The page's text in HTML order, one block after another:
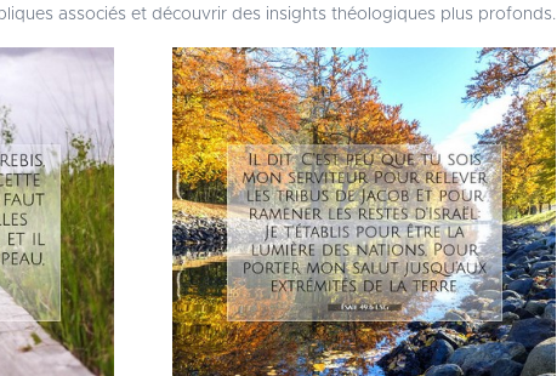
associés et découvrir des insights théologiques plus profonds.